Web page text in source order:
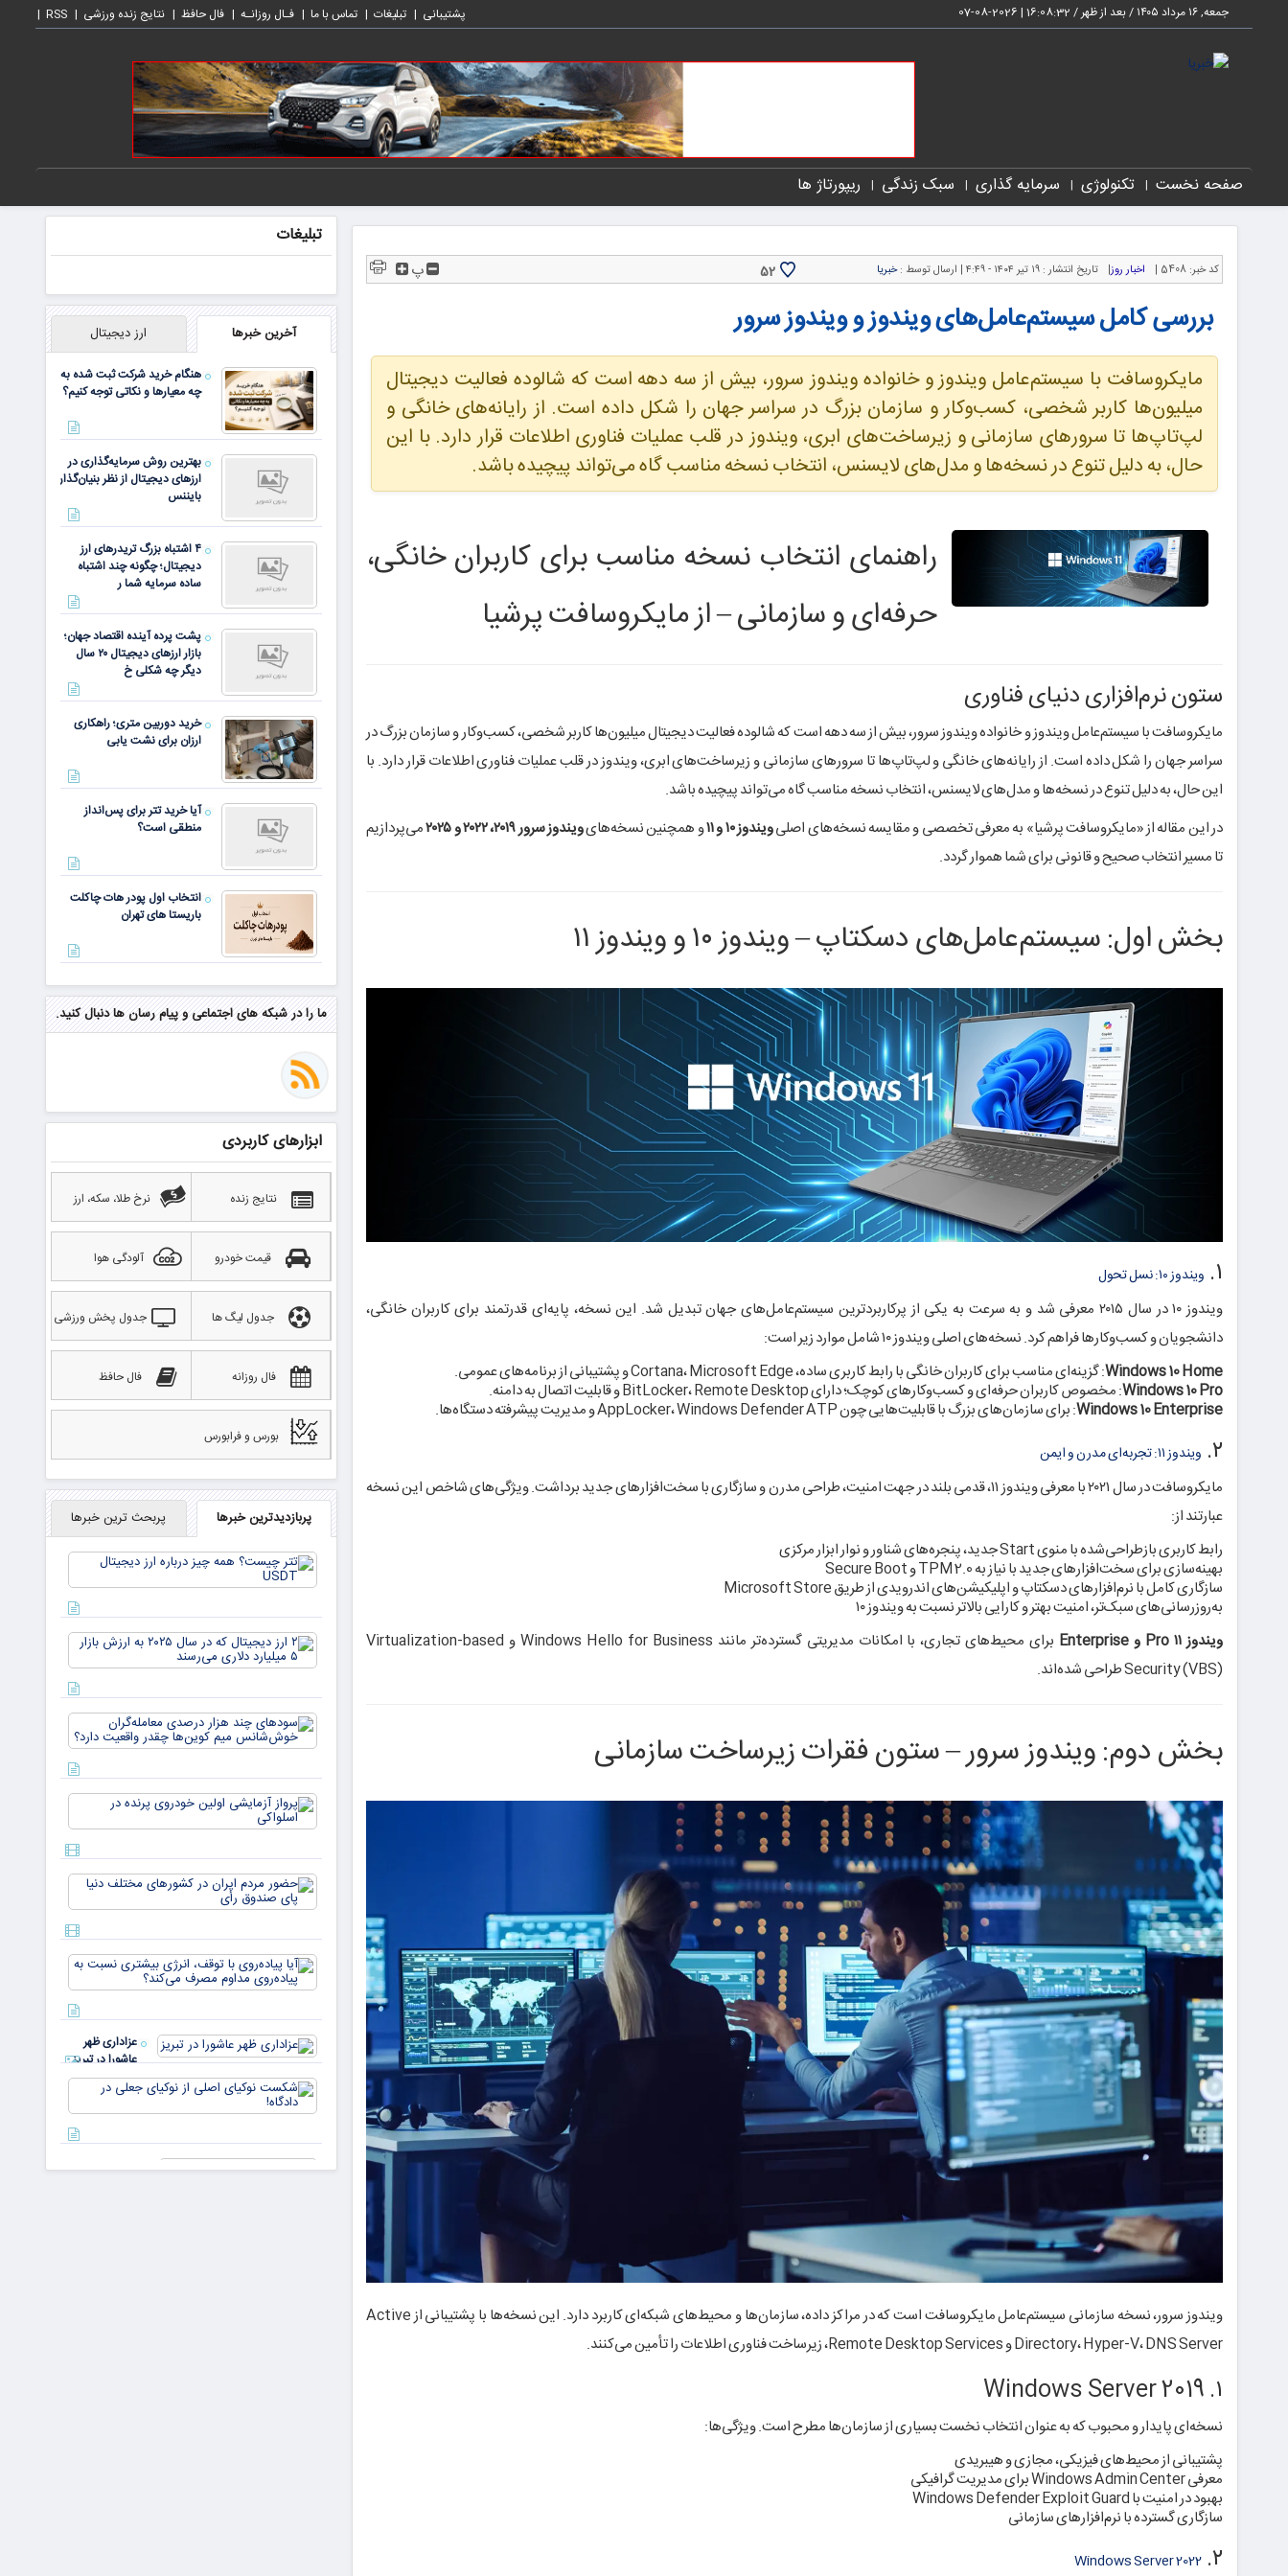
جمعه, ۱۶ مرداد ۱۴۰۵ / بعد از ظهر / 16:08:34
|
2026-08-07 پشتیبانی تبلیغات تماس با ما فـال روزانـه فال حافظ نتایج زنده ورزشی RSS
صفحه نخست تکنولوژی سرمایه گذاری سبک زندگی ریپورتاژ ها
کد خبر: 5408 | اخبار روز| تاریخ انتشار : ۱۹ تیر ۱۴۰۴ - ۴:۴۹ | ارسال توسط :خبریا 52 پ
بررسی کامل سیستم‌عامل‌های ویندوز و ویندوز سرور
مایکروسافت با سیستم‌عامل ویندوز و خانواده ویندوز سرور، بیش از سه دهه است که شالوده فعالیت دیجیتال
میلیون‌ها کاربر شخصی، کسب‌وکار و سازمان بزرگ در سراسر جهان را شکل داده است. از رایانه‌های خانگی و
لپ‌تاپ‌ها تا سرورهای سازمانی و زیرساخت‌های ابری، ویندوز در قلب عملیات فناوری اطلاعات قرار دارد. با این
حال، به دلیل تنوع در نسخه‌ها و مدل‌های لایسنس، انتخاب نسخه مناسب گاه می‌تواند پیچیده باشد.
راهنمای انتخاب نسخه مناسب برای کاربران خانگی،
حرفه‌ای و سازمانی – از مایکروسافت پرشیا
ستون نرم‌افزاری دنیای فناوری
مایکروسافت با سیستم‌عامل ویندوز و خانواده ویندوز سرور، بیش از سه دهه است که شالوده فعالیت دیجیتال میلیون‌ها کاربر شخصی، کسب‌وکار و سازمان بزرگ در
سراسر جهان را شکل داده است. از رایانه‌های خانگی و لپ‌تاپ‌ها تا سرورهای سازمانی و زیرساخت‌های ابری، ویندوز در قلب عملیات فناوری اطلاعات قرار دارد. با
این حال، به دلیل تنوع در نسخه‌ها و مدل‌های لایسنس، انتخاب نسخه مناسب گاه می‌تواند پیچیده باشد.
در این مقاله از «مایکروسافت پرشیا» به معرفی تخصصی و مقایسه نسخه‌های اصلیویندوز ۱۰ و ۱۱ و همچنین نسخه‌هایویندوز سرور ۲۰۱۹، ۲۰۲۲ و ۲۰۲۵
می‌پردازیم
تا مسیر انتخاب صحیح و قانونی برای شما هموار گردد.
بخش اول: سیستم‌عامل‌های دسکتاپ – ویندوز ۱۰ و ویندوز ۱۱
۱. ویندوز ۱۰: نسل تحول
ویندوز ۱۰ در سال ۲۰۱۵ معرفی شد و به سرعت به یکی از پرکاربردترین سیستم‌عامل‌های جهان تبدیل شد. این نسخه، پایه‌ای قدرتمند برای کاربران خانگی،
دانشجویان و کسب‌وکارها فراهم کرد. نسخه‌های اصلی ویندوز ۱۰ شامل موارد زیر است:
Windows 10 Home: گزینه‌ای مناسب برای کاربران خانگی با رابط کاربری ساده، Cortana، Microsoft Edge و پشتیبانی از برنامه‌های عمومی.
Windows 10 Pro: مخصوص کاربران حرفه‌ای و کسب‌وکارهای کوچک؛ دارای BitLocker، Remote Desktop و قابلیت اتصال به دامنه.
Windows 10 Enterprise: برای سازمان‌های بزرگ با قابلیت‌هایی چون AppLocker، Windows Defender ATP و مدیریت پیشرفته دستگاه‌ها.
۲. ویندوز ۱۱: تجربه‌ای مدرن و ایمن
مایکروسافت در سال ۲۰۲۱ با معرفی ویندوز ۱۱، قدمی بلند در جهت امنیت، طراحی مدرن و سازگاری با سخت‌افزارهای جدید برداشت. ویژگی‌های شاخص این نسخه
عبارتند از:
رابط کاربری بازطراحی‌شده با منوی Start جدید، پنجره‌های شناور و نوار ابزار مرکزی
بهینه‌سازی برای سخت‌افزارهای جدید با نیاز به TPM 2.0 و Secure Boot
سازگاری کامل با نرم‌افزارهای دسکتاپ و اپلیکیشن‌های اندرویدی از طریق Microsoft Store
به‌روزرسانی‌های سبک‌تر، امنیت بهتر و کارایی بالاتر نسبت به ویندوز ۱۰
ویندوز ۱۱ Pro و Enterprise
برای محیط‌های تجاری، با امکانات مدیریتی گسترده‌تر مانند Windows Hello for Business و Virtualization-based
Security (VBS) طراحی شده‌اند.
بخش دوم: ویندوز سرور – ستون فقرات زیرساخت سازمانی
ویندوز سرور، نسخه سازمانی سیستم‌عامل مایکروسافت است که در مراکز داده، سازمان‌ها و محیط‌های شبکه‌ای کاربرد دارد. این نسخه‌ها با پشتیبانی از Active
Directory، Hyper-V، DNS Server و Remote Desktop Services، زیرساخت فناوری اطلاعات را تأمین می‌کنند.
۱. Windows Server 2019
نسخه‌ای پایدار و محبوب که به عنوان انتخاب نخست بسیاری از سازمان‌ها مطرح است. ویژگی‌ها:
پشتیبانی از محیط‌های فیزیکی، مجازی و هیبریدی
معرفی Windows Admin Center برای مدیریت گرافیکی
بهبود در امنیت با Windows Defender Exploit Guard
سازگاری گسترده با نرم‌افزارهای سازمانی
۲. Windows Server 2022
تبلیغات
آخرین خبرها ارز دیجیتال
هنگام خرید شرکت ثبت شده به
چه معیارها و نکاتی توجه کنیم؟
بهترین روش سرمایه‌گذاری در
ارزهای دیجیتال از نظر بنیان‌گذار
بایننس
۴ اشتباه بزرگ تریدرهای ارز
دیجیتال؛ چگونه چند اشتباه
ساده سرمایه شما ر
پشت پرده آینده اقتصاد جهان؛
بازار ارزهای دیجیتال ۲۰ سال
دیگر چه شکلی خ
خرید دوربین متری؛ راهکاری
ارزان برای نشت یابی
آیا خرید تتر برای پس‌انداز
منطقی است؟
انتخاب اول پودر هات چاکلت
باریستا های تهران
مهم‌ترین مهارت برای موفقیت از
نگاه وارن بافت و جف بزوس
منتظر سقوط قی
بهترین صرافی ارز دیجیتال
خارجی بدون تحریم را بشناسید؛
آپدیت ۲۰۲۶
ما را در شبکه های اجتماعی و پیام رسان ها دنبال کنید.
ابزارهای کاربردی
نتایج زنده نرخ طلا، سکه، ارز
قیمت خودرو آلودگی هوا
جدول لیگ ها جدول پخش ورزشی
فال روزانه فال حافظ
بورس و فرابورس
پربازدیدترین خبرها پربحث ترین خبرها
عزاداری ظهر
عاشورا در تبریز
دادگاه!
پیش دیابت را